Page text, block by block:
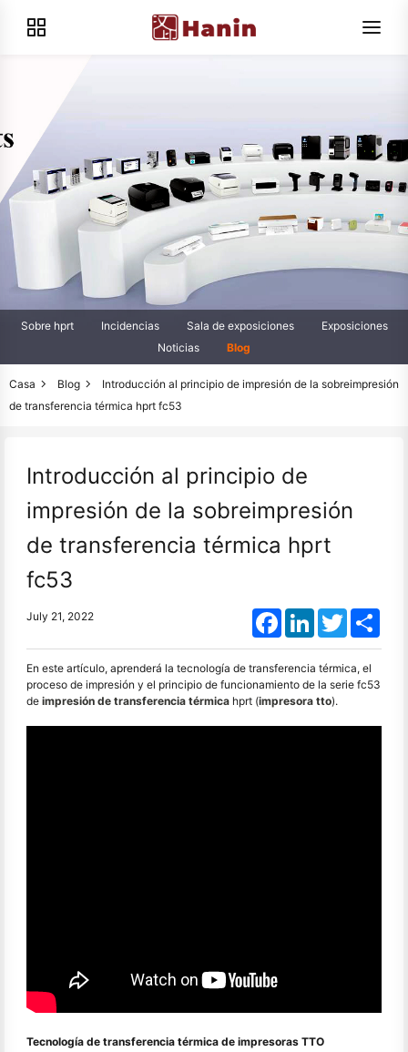
Sobre hprt Incidencias Sala de exposiciones
Exposiciones
Noticias
Blog
Casa Blog
Introducción al principio de impresión de la sobreimpresión
de transferencia térmica hprt fc53
Introducción al principio de
impresión de la sobreimpresión
de transferencia térmica hprt
fc53
July 21, 2022 FacebookLinkedInTwitter
En este artículo, aprenderá la tecnología de transferencia térmica, el
proceso de impresión y el principio de funcionamiento de la serie fc53
de impresión de transferencia térmica hprt (impresora tto).
Tecnología de transferencia térmica de impresoras TTO